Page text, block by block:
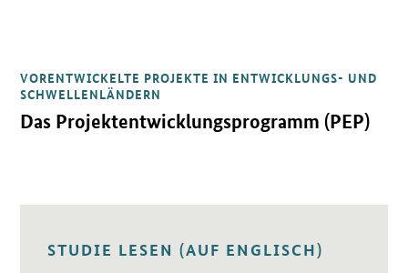
VORENTWICKELTE PROJEKTE IN ENTWICKLUNGS- UND
SCHWELLENLÄNDERN
Das Projektentwicklungsprogramm (PEP)
Öffnet Einzelsicht
STUDIE LESEN (AUF ENGLISCH)